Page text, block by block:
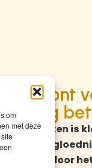
om
met deze
toont
nog
is
in zijn
door